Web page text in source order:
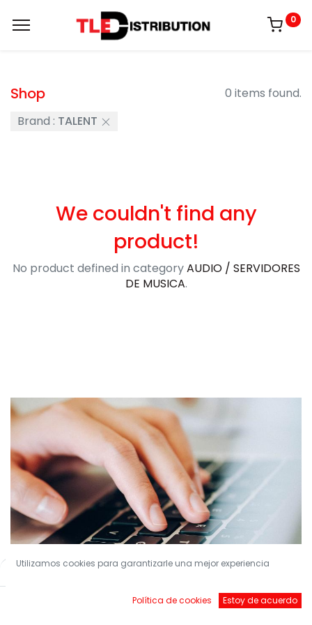
Filters Default
0
Shop
0 items found.
Brand : TALENT
We couldn't find any
product!
No product defined in categoryAUDIO / SERVIDORES
DE MUSICA.
¡Conviértete en nuestro Socio!
Utilizamos cookies para garantizarle una mejor experiencia
Política de cookies Estoy de acuerdo